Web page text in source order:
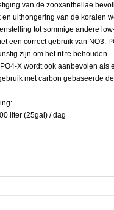
van de zooxanthellae
en uithongering van de koralen
tot sommige andere
een correct gebruik van NO3:
zijn om het rif te behouden.
PO4-X wordt ook aanbevolen als
met carbon gebaseerde
liter (25gal) / dag